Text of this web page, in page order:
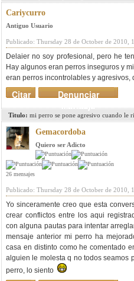
Cariycurro
Antiguo Usuario
Publicado: Thursday 28 de October de 2010,
Delaier no soy profesional, pero he
Hay algunos eran perros inseguros y
eran perros incontrolables y
Denunciar
mensaje
Citar
Titulo: mi perro se pone agresivo cuando le
Gemacordoba
Quiero ser Adicto
26 mensajes
Publicado: Thursday 28 de October de 2010,
Yo sinceramente creo que esta
crear conflictos entre los aqui
con alguna pautas para intentar
mensaje anterior mi perro ha
casa en distinto como he comentado
alguien le molesta q no todos
perro, lo siento